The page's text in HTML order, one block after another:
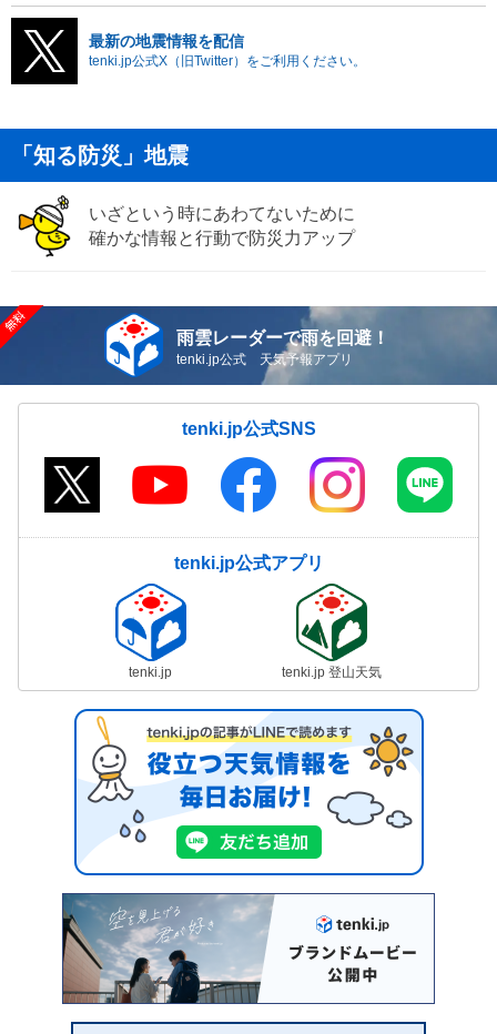
最新の地震情報を配信
tenki.jp公式X（旧Twitter）をご利用ください。
「知る防災」地震
いざという時にあわてないために
確かな情報と行動で防災力アップ
雨雲レーダーで雨を回避！
tenki.jp公式 天気予報アプリ
tenki.jp公式SNS
tenki.jp公式アプリ
tenki.jp tenki.jp 登山天気